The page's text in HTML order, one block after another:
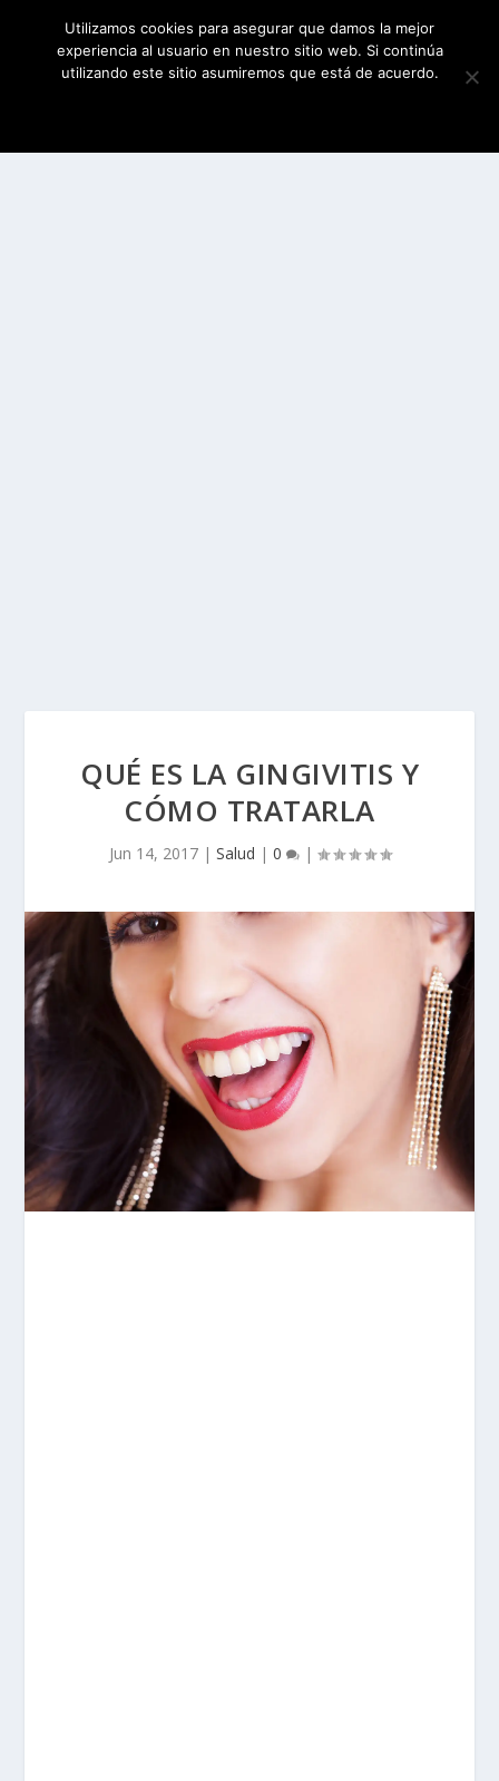
QUÉ ES LA GINGIVITIS Y
CÓMO TRATARLA
Jun 14, 2017| Salud | 0 |
Utilizamos cookies para asegurar que damos la mejor
experiencia al usuario en nuestro sitio web. Si continúa
utilizando este sitio asumiremos que está de acuerdo.